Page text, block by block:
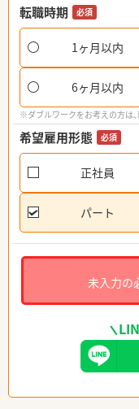
転職時期 必須
1ヶ月以内
6ヶ月以内
※ダブルワークをお考えの方は
希望雇用形態 必須
正社員
パート
未入力の